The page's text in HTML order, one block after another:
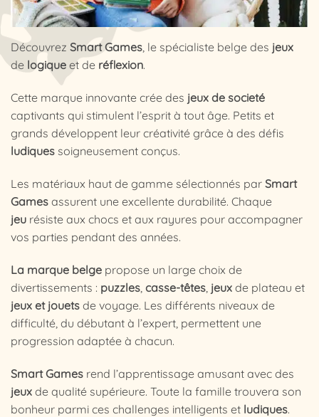
Découvrez Smart Games, le spécialiste belge des jeux
de logique et de réflexion.
Cette marque innovante crée des jeux de societé
captivants qui stimulent l’esprit à tout âge. Petits et
grands développent leur créativité grâce à des défis
ludiques soigneusement conçus.
Les matériaux haut de gamme sélectionnés par Smart
Games assurent une excellente durabilité. Chaque
jeu résiste aux chocs et aux rayures pour accompagner
vos parties pendant des années.
La marque belge propose un large choix de
divertissements : puzzles casse-têtes jeux de plateau et
jeux et jouets de voyage. Les différents niveaux de
difficulté, du débutant à l’expert, permettent une
progression adaptée à chacun.
Smart Games rend l’apprentissage amusant avec des
jeux de qualité supérieure. Toute la famille trouvera son
bonheur parmi ces challenges intelligents et ludiques.